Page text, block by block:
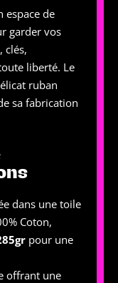
espace de
garder vos
clés,
liberté. Le
ruban
sa fabrication
dans une toile
Coton,
pour une
offrant une